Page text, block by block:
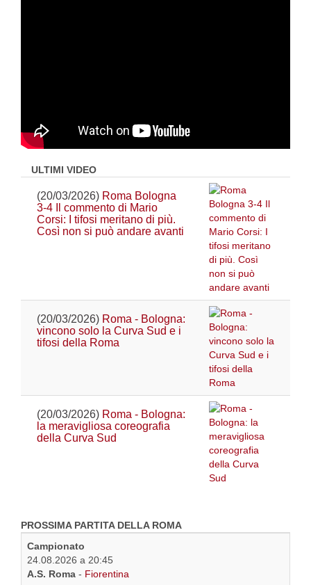
ULTIMI VIDEO
(20/03/2026) Roma Bologna
3-4 Il commento di Mario
Corsi: I tifosi meritano di più.
Così non si può andare avanti
(20/03/2026) Roma - Bologna:
vincono solo la Curva Sud e i
tifosi della Roma
(20/03/2026) Roma - Bologna:
la meravigliosa coreografia
della Curva Sud
PROSSIMA PARTITA DELLA ROMA
Campionato
24.08.2026 a 20:45
A.S. Roma - Fiorentina